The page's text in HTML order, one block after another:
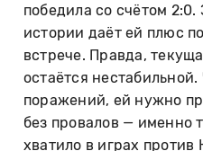
победила со счётом 2:0.
истории даёт ей плюс
встрече. Правда,
остаётся
поражений, ей нужно
без провалов — именно
хватило в играх против